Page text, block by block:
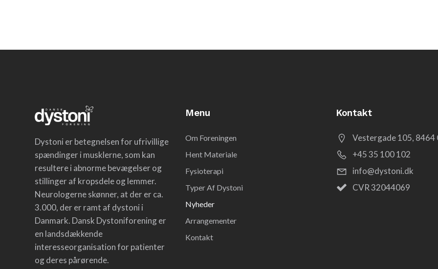
Dystoni er betegnelsen for ufrivillige
spændinger i musklerne, som kan
resultere i abnorme bevægelser og
stillinger af kropsdele og lemmer.
Neurologerne skønner, at der er ca.
3.000, der er ramt af dystoni i
Danmark. Dansk Dystoniforening er
en landsdækkende
interesseorganisation for patienter
og deres pårørende.
Menu
Om Foreningen
Hent Materiale
Fysioterapi
Typer Af Dystoni
Nyheder
Arrangementer
Kontakt
Kontakt
Vestergade 105, 8464
+45 35 100 102
info@dystoni.dk
CVR 32044069